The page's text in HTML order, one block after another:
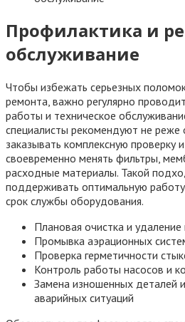
Профилактика и
обслуживание
Чтобы избежать серьезных
ремонта, важно регулярно
работы и техническое
специалисты рекомендуют не реже
заказывать комплексную проверку
своевременно менять фильтры,
расходные материалы. Такой
поддерживать оптимальную
срок службы оборудования.
Плановая очистка и
Промывка аэрационных
Проверка герметичности
Контроль работы насосов и
Замена изношенных деталей
аварийных ситуаций